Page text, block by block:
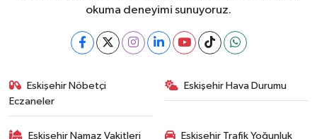
okuma deneyimi sunuyoruz.
Eskişehir Nöbetçi
Eczaneler
Eskişehir Hava Durumu
Eskişehir Namaz Vakitleri
Eskişehir Trafik Yoğunluk